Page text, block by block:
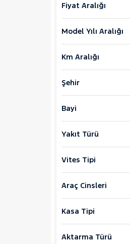
DAIHATSU
FIAT
FORD
ISUZU
Iveco
KIA
LANCIA
MAN
MERCEDES-BENZ
MINI
Fiyat Aralığı
Model Yılı Aralığı
Km Aralığı
Şehir
Bayi
Yakıt Türü
Vites Tipi
Araç Cinsleri
Kasa Tipi
Aktarma Türü